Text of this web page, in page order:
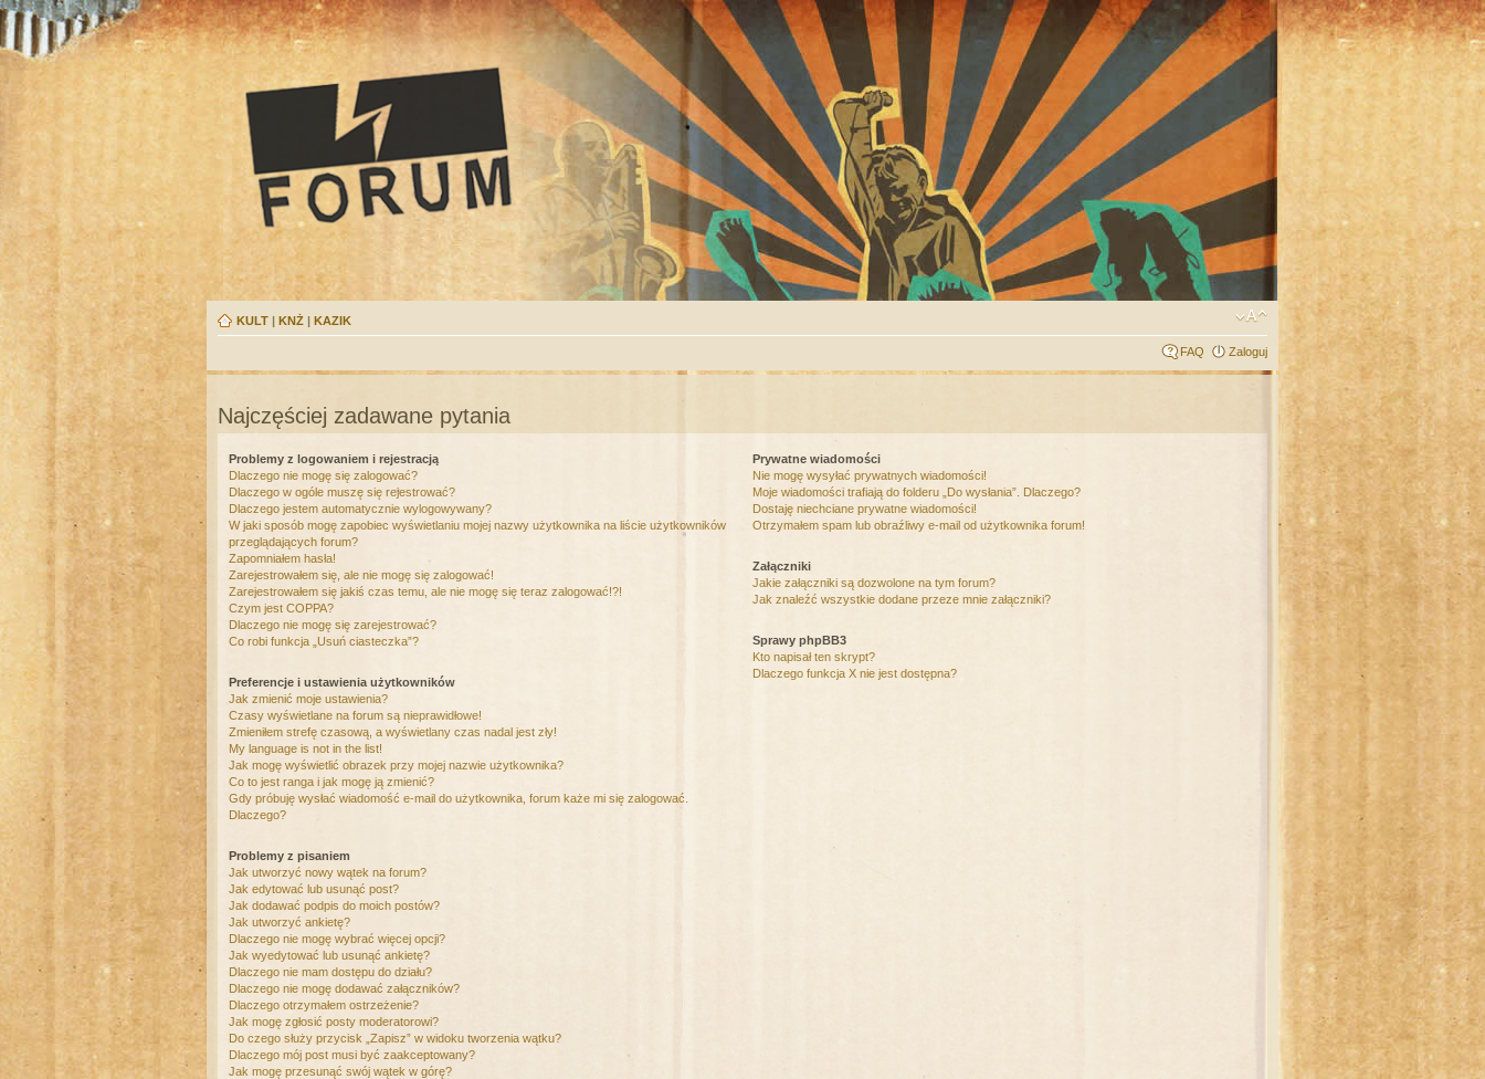
KULT | KNŻ | KAZIK
FAQ Zaloguj
Najczęściej zadawane pytania
Problemy z logowaniem i rejestracją
Dlaczego nie mogę się zalogować?
Dlaczego w ogóle muszę się rejestrować?
Dlaczego jestem automatycznie wylogowywany?
W jaki sposób mogę zapobiec wyświetlaniu mojej nazwy użytkownika na liście użytkowników
przeglądających forum?
Zapomniałem hasła!
Zarejestrowałem się, ale nie mogę się zalogować!
Zarejestrowałem się jakiś czas temu, ale nie mogę się teraz zalogować!?!
Czym jest COPPA?
Dlaczego nie mogę się zarejestrować?
Co robi funkcja „Usuń ciasteczka”?
Preferencje i ustawienia użytkowników
Jak zmienić moje ustawienia?
Czasy wyświetlane na forum są nieprawidłowe!
Zmieniłem strefę czasową, a wyświetlany czas nadal jest zły!
My language is not in the list!
Jak mogę wyświetlić obrazek przy mojej nazwie użytkownika?
Co to jest ranga i jak mogę ją zmienić?
Gdy próbuję wysłać wiadomość e-mail do użytkownika, forum każe mi się zalogować.
Dlaczego?
Problemy z pisaniem
Jak utworzyć nowy wątek na forum?
Jak edytować lub usunąć post?
Jak dodawać podpis do moich postów?
Jak utworzyć ankietę?
Dlaczego nie mogę wybrać więcej opcji?
Jak wyedytować lub usunąć ankietę?
Dlaczego nie mam dostępu do działu?
Dlaczego nie mogę dodawać załączników?
Dlaczego otrzymałem ostrzeżenie?
Jak mogę zgłosić posty moderatorowi?
Do czego służy przycisk „Zapisz” w widoku tworzenia wątku?
Dlaczego mój post musi być zaakceptowany?
Jak mogę przesunąć swój wątek w górę?
Prywatne wiadomości
Nie mogę wysyłać prywatnych wiadomości!
Moje wiadomości trafiają do folderu „Do wysłania”. Dlaczego?
Dostaję niechciane prywatne wiadomości!
Otrzymałem spam lub obraźliwy e-mail od użytkownika forum!
Załączniki
Jakie załączniki są dozwolone na tym forum?
Jak znaleźć wszystkie dodane przeze mnie załączniki?
Sprawy phpBB3
Kto napisał ten skrypt?
Dlaczego funkcja X nie jest dostępna?